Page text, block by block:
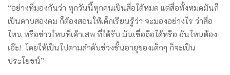
“อย่างที่มองกันว่า ทุกวันนี้ทุกคนเป็นสื่อได้หมด แต่สื่อทั้งหมดมันก็
เป็นดาบสองคม ก็ต้องสอนให้เด็กเรียนรู้ว่า จะมองอย่างไร ว่าสื่อ
ไหน หรือข่าวไหนที่เค้าเสพ ที่ได้รับ มันเชื่อถือได้หรือ อันไหนต้อง
เอ๊ะ! โดยให้เป็นไปตามลำดับช่วงชั้นอายุของเด็กๆ ก็จะเป็น
ประโยชน์”